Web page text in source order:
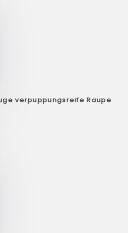
verpuppungsreife Raupe